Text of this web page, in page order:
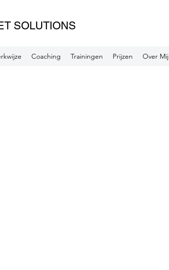
SOLUTIONS
Coaching Trainingen Prijzen Over Mij